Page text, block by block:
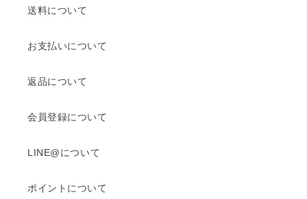
送料について
お支払いについて
返品について
会員登録について
LINE@について
ポイントについて